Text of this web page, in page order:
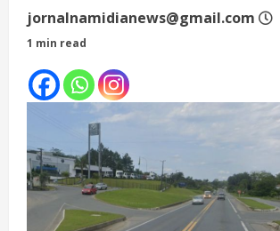
jornalnamidianews@gmail.com
1 min read